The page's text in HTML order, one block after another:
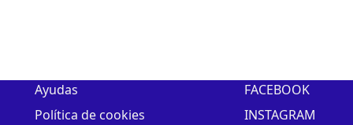
Ayudas
Política de cookies
FACEBOOK
INSTAGRAM